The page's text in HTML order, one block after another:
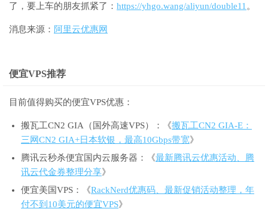
了，要上车的朋友抓紧了： https://yhgo.wang/aliyun/double11 。
消息来源： 阿里云优惠网
便宜VPS推荐
目前值得购买的便宜VPS优惠：
搬瓦工CN2 GIA（国外高速VPS）：《搬瓦工CN2 GIA-E：
三网CN2 GIA+日本软银，最高10Gbps带宽》
腾讯云秒杀便宜国内云服务器：《最新腾讯云优惠活动、腾
讯云代金券整理分享》
便宜美国VPS：《RackNerd优惠码、最新促销活动整理，年
付不到10美元的便宜VPS》